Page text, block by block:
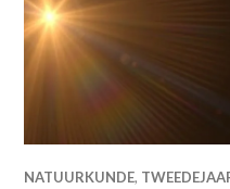
NATUURKUNDE,